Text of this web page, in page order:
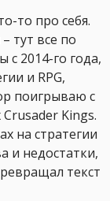
то про себя.
тут все по
с 2014-го года,
и RPG,
поигрываю с
Kings.
на стратегии
и недостатки,
текст